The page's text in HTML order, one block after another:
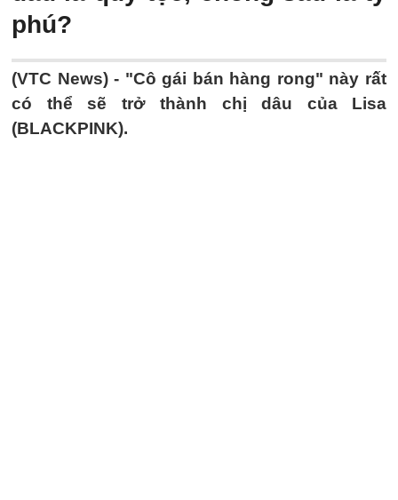
phú?
(VTC News) - "Cô gái bán hàng rong" này rất
có thể sẽ trở thành chị dâu của Lisa
(BLACKPINK).